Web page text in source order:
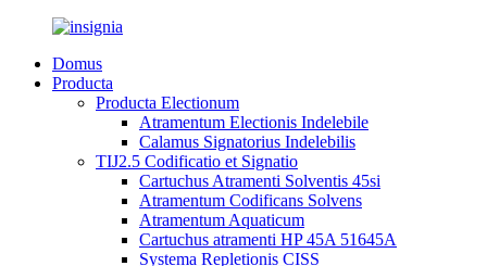
Domus
Producta
Producta Electionum
Atramentum Electionis Indelebile
Calamus Signatorius Indelebilis
TIJ2.5 Codificatio et Signatio
Cartuchus Atramenti Solventis 45si
Atramentum Codificans Solvens
Atramentum Aquaticum
Cartuchus atramenti HP 45A 51645A
Systema Repletionis CISS